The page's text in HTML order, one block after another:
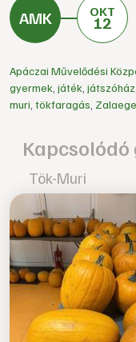
OKT
12
Apáczai Művelődési
gyermek játék játszóház
muri tökfaragás
Tök-Muri